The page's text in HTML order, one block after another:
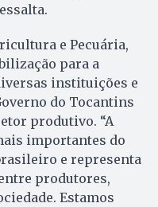
e Pecuária,
para a
instituições e
do Tocantins
produtivo. “A
importantes do
e representa
produtores,
Estamos